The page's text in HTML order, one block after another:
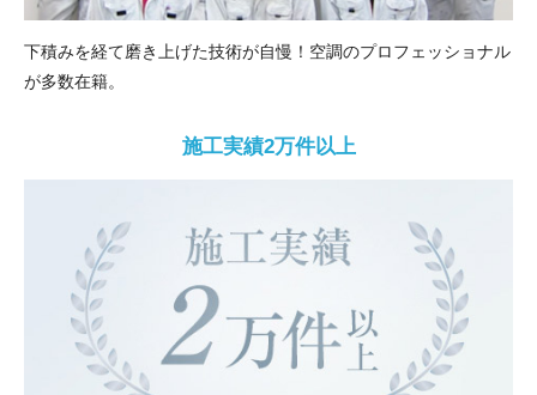
下積みを経て磨き上げた技術が自慢！空調のプロフェッショナル
が多数在籍。
施工実績2万件以上